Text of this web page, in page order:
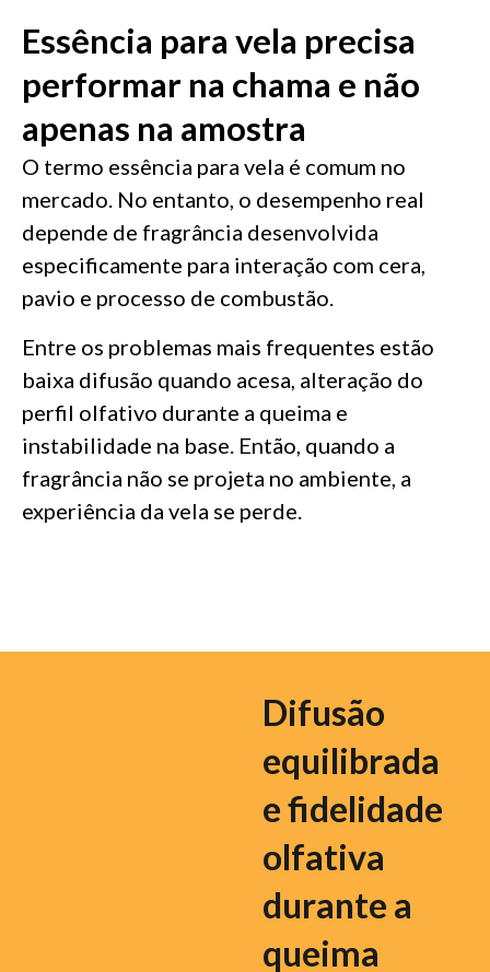
Essência para vela precisa
performar na chama e não
apenas na amostra
O termo essência para vela é comum no
mercado. No entanto, o desempenho real
depende de fragrância desenvolvida
especificamente para interação com cera,
pavio e processo de combustão.
Entre os problemas mais frequentes estão
baixa difusão quando acesa, alteração do
perfil olfativo durante a queima e
instabilidade na base. Então, quando a
fragrância não se projeta no ambiente, a
experiência da vela se perde.
Difusão
equilibrada
e fidelidade
olfativa
durante a
queima